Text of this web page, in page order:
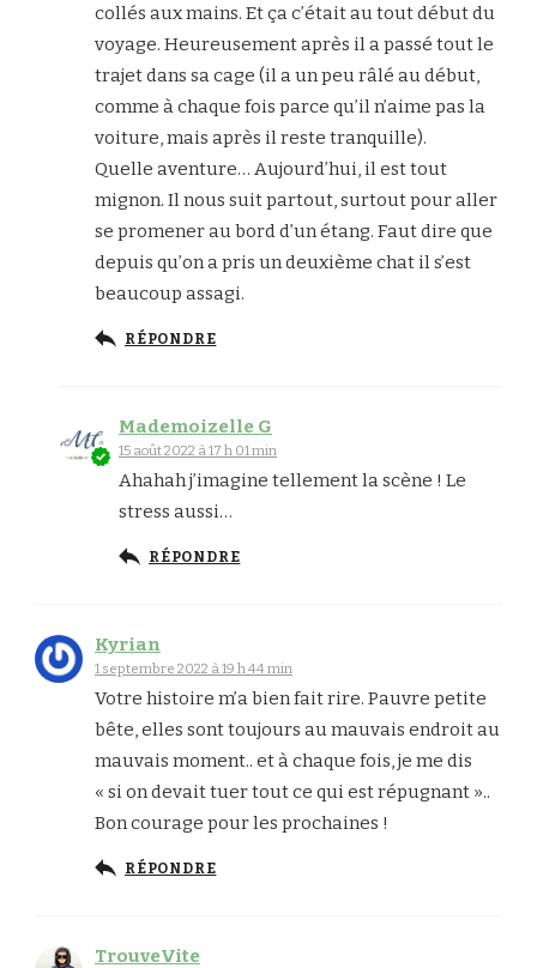
collés aux mains. Et ça c’était au tout début du
voyage. Heureusement après il a passé tout le
trajet dans sa cage (il a un peu râlé au début,
comme à chaque fois parce qu’il n’aime pas la
voiture, mais après il reste tranquille).
Quelle aventure… Aujourd’hui, il est tout
mignon. Il nous suit partout, surtout pour aller
se promener au bord d’un étang. Faut dire que
depuis qu’on a pris un deuxième chat il s’est
beaucoup assagi.
RÉPONDRE
Mademoizelle G
15 août 2022 à 17 h 01 min
Ahahah j’imagine tellement la scène ! Le
stress aussi…
RÉPONDRE
Kyrian
1 septembre 2022 à 19 h 44 min
Votre histoire m’a bien fait rire. Pauvre petite
bête, elles sont toujours au mauvais endroit au
mauvais moment.. et à chaque fois, je me dis
« si on devait tuer tout ce qui est répugnant »..
Bon courage pour les prochaines !
RÉPONDRE
TrouveVite